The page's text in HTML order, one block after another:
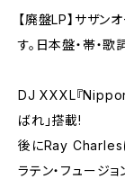
【廃盤LP】サザ
す。日本盤・帯・歌
DJ XXXL『
ばれ」搭載!
後にRay Charles
ラテン・フュージ